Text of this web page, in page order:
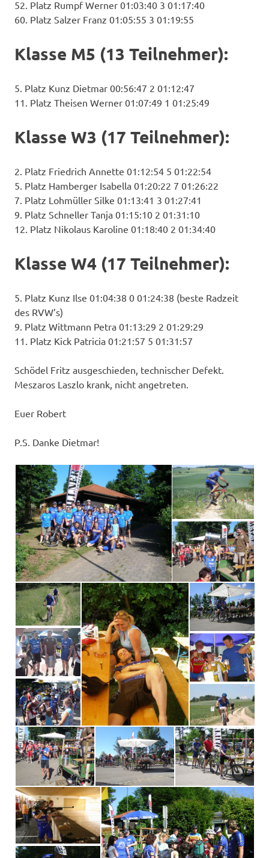
52. Platz Rumpf Werner 01:03:40 3 01:17:40
60. Platz Salzer Franz 01:05:55 3 01:19:55
Klasse M5 (13 Teilnehmer):
5. Platz Kunz Dietmar 00:56:47 2 01:12:47
11. Platz Theisen Werner 01:07:49 1 01:25:49
Klasse W3 (17 Teilnehmer):
2. Platz Friedrich Annette 01:12:54 5 01:22:54
5. Platz Hamberger Isabella 01:20:22 7 01:26:22
7. Platz Lohmüller Silke 01:13:41 3 01:27:41
9. Platz Schneller Tanja 01:15:10 2 01:31:10
12. Platz Nikolaus Karoline 01:18:40 2 01:34:40
Klasse W4 (17 Teilnehmer):
5. Platz Kunz Ilse 01:04:38 0 01:24:38 (beste Radzeit
des RVW’s)
9. Platz Wittmann Petra 01:13:29 2 01:29:29
11. Platz Kick Patricia 01:21:57 5 01:31:57
Schödel Fritz ausgeschieden, technischer Defekt.
Meszaros Laszlo krank, nicht angetreten.
Euer Robert
P.S. Danke Dietmar!